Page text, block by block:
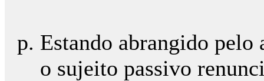
Estando abrangido pelo
o sujeito passivo